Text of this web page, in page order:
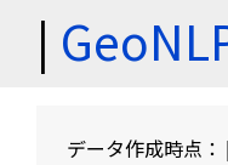
|
データ作成時点：